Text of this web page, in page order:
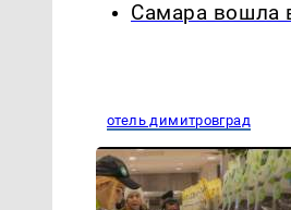
Самара вошла
отель димитровград